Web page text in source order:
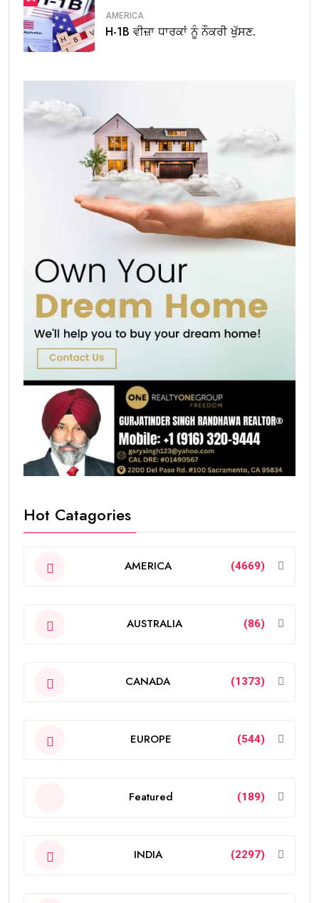
AMERICA
H-1B ਵੀਜ਼ਾ ਧਾਰਕਾਂ ਨੂੰ ਨੌਕਰੀ ਖੁੱਸਣ.
Hot Catagories
AMERICA (4669)
AUSTRALIA (86)
CANADA (1373)
EUROPE (544)
Featured (189)
INDIA (2297)